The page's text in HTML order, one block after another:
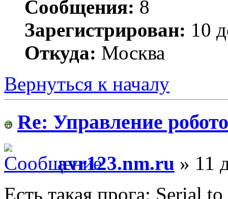
Сообщения: 8
Зарегистрирован: 10
Откуда: Москва
Вернуться к началу
Re: Управление
avr123.nm.ru » 11
Есть такая прога: Serial